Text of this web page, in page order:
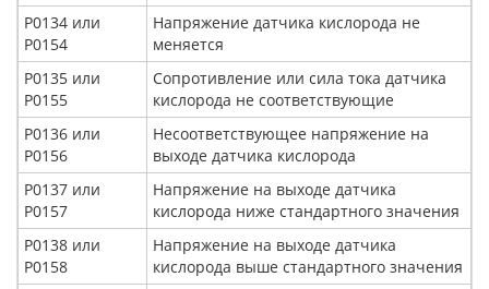
Р0134 или
Р0154
Напряжение датчика кислорода не
меняется
Р0135 или
Р0155
Сопротивление или сила тока датчика
кислорода не соответствующие
Р0136 или
Р0156
Несоответствующее напряжение на
выходе датчика кислорода
Р0137 или
Р0157
Напряжение на выходе датчика
кислорода ниже стандартного значения
Р0138 или
Р0158
Напряжение на выходе датчика
кислорода выше стандартного значения